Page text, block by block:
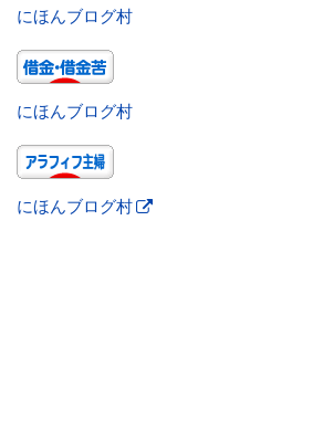
にほんブログ村
にほんブログ村
にほんブログ村